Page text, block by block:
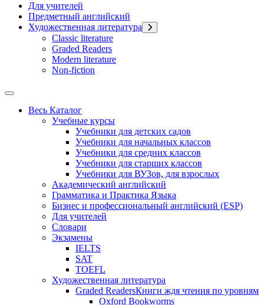
Для учителей
Предметный английский
Художественная литература
Classic literature
Graded Readers
Modern literature
Non-fiction
Весь Каталог
Учебные курсы
Учебники для детских садов
Учебники для начальных классов
Учебники для средних классов
Учебники для старших классов
Учебники для ВУЗов, для взрослых
Академический английский
Грамматика и Практика Языка
Бизнес и профессиональный английский (ESP)
Для учителей
Словари
Экзамены
IELTS
SAT
TOEFL
Художественная литература
Graded ReadersКниги ждя чтения по уровням
Oxford Bookworms